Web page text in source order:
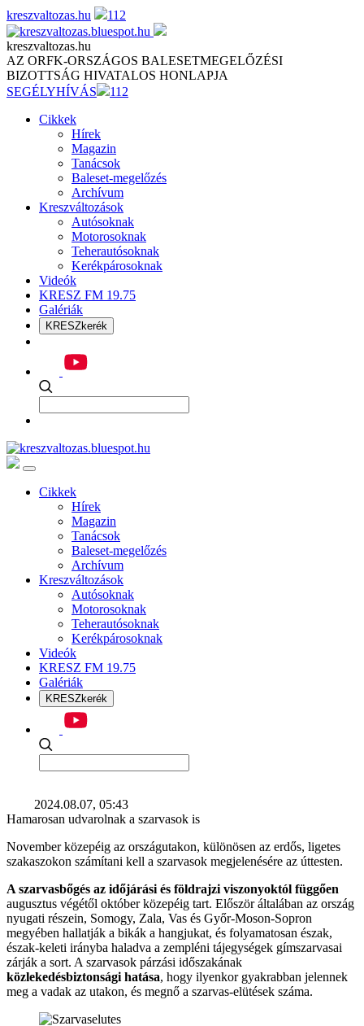
Skip
to
content
kreszvaltozas.hu 112
kreszvaltozas.hu
AZ ORFK-ORSZÁGOS BALESETMEGELŐZÉSI
BIZOTTSÁG HIVATALOS HONLAPJA
SEGÉLYHÍVÁS
112
Cikkek
Hírek
Magazin
Tanácsok
Baleset-megelőzés
Archívum
Kreszváltozások
Autósoknak
Motorosoknak
Teherautósoknak
Kerékpárosoknak
Videók
KRESZ FM 19.75
Galériák
KRESZkerék
Cikkek
Hírek
Magazin
Tanácsok
Baleset-megelőzés
Archívum
Kreszváltozások
Autósoknak
Motorosoknak
Teherautósoknak
Kerékpárosoknak
Videók
KRESZ FM 19.75
Galériák
KRESZkerék
2024.08.07, 05:43
Hamarosan udvarolnak a szarvasok is
November közepéig az országutakon, különösen az erdős, ligetes
szakaszokon számítani kell a szarvasok megjelenésére az úttesten.
A szarvasbőgés az időjárási és földrajzi viszonyoktól függően
augusztus végétől október közepéig tart. Először általában az ország
nyugati részein, Somogy, Zala, Vas és Győr-Moson-Sopron
megyében hallatják a bikák a hangjukat, és folyamatosan észak,
észak-keleti irányba haladva a zempléni tájegységek gímszarvasai
zárják a sort. A szarvasok párzási időszakának
közlekedésbiztonsági hatása, hogy ilyenkor gyakrabban jelennek
meg a vadak az utakon, és megnő a szarvas-elütések száma.